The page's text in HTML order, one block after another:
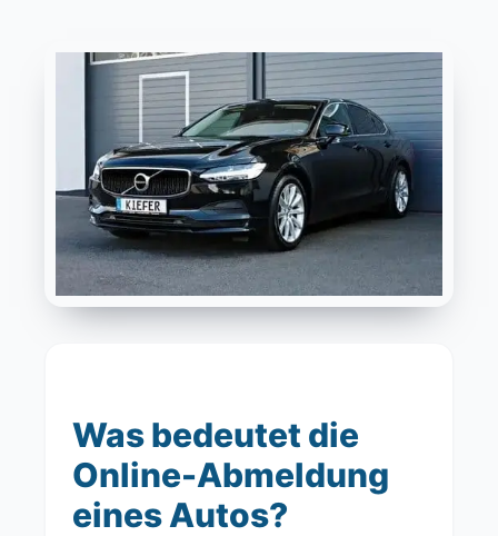
Was bedeutet die
Online-Abmeldung
eines Autos?